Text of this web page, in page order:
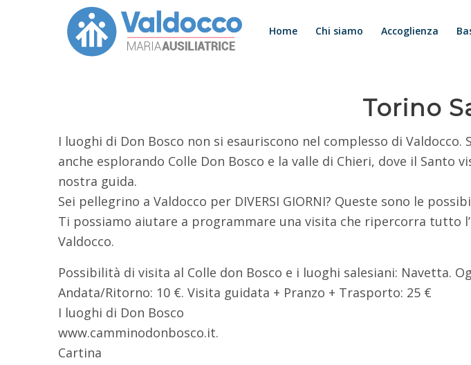
Home Chi siamo Accoglienza
Torino
I luoghi di Don Bosco non si esauriscono nel complesso di
anche esplorando Colle Don Bosco e la valle di Chieri, dove il
nostra guida.
Sei pellegrino a Valdocco per DIVERSI GIORNI? Queste sono le
Ti possiamo aiutare a programmare una visita che ripercorra tutto
Valdocco.
Possibilità di visita al Colle don Bosco e i luoghi salesiani: Navetta.
Andata/Ritorno: 10 €. Visita guidata + Pranzo + Trasporto: 25 €
I luoghi di Don Bosco
www.camminodonbosco.it.
Cartina